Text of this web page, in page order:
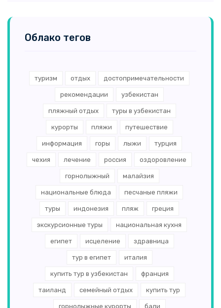
Облако тегов
туризм отдых достопримечательности
рекомендации узбекистан
пляжный отдых туры в узбекистан
курорты пляжи путешествие
информация горы лыжи турция
чехия лечение россия оздоровление
горнолыжный малайзия
национальные блюда песчаные пляжи
туры индонезия пляж греция
экскурсионные туры национальная кухня
египет исцеление здравница
тур в египет италия
купить тур в узбекистан франция
таиланд семейный отдых купить тур
горнолыжные курорты бали